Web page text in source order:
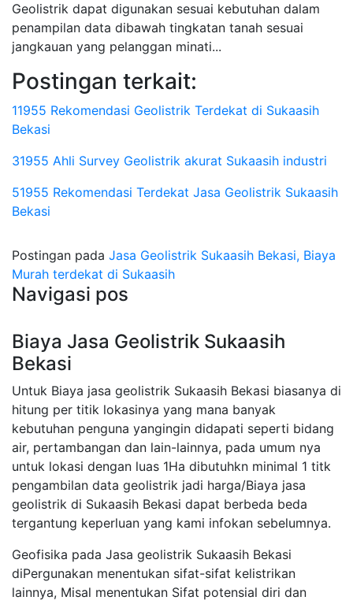
Geolistrik dapat digunakan sesuai kebutuhan dalam
penampilan data dibawah tingkatan tanah sesuai
jangkauan yang pelanggan minati...
Postingan terkait:
11955 Rekomendasi Geolistrik Terdekat di Sukaasih
Bekasi
31955 Ahli Survey Geolistrik akurat Sukaasih industri
51955 Rekomendasi Terdekat Jasa Geolistrik Sukaasih
Bekasi
Postingan pada Jasa Geolistrik Sukaasih Bekasi, Biaya
Murah terdekat di Sukaasih
Navigasi pos
Biaya Jasa Geolistrik Sukaasih
Bekasi
Untuk Biaya jasa geolistrik Sukaasih Bekasi biasanya di
hitung per titik lokasinya yang mana banyak
kebutuhan penguna yangingin didapati seperti bidang
air, pertambangan dan lain-lainnya, pada umum nya
untuk lokasi dengan luas 1Ha dibutuhkn minimal 1 titk
pengambilan data geolistrik jadi harga/Biaya jasa
geolistrik di Sukaasih Bekasi dapat berbeda beda
tergantung keperluan yang kami infokan sebelumnya.
Geofisika pada Jasa geolistrik Sukaasih Bekasi
diPergunakan menentukan sifat-sifat kelistrikan
lainnya, Misal menentukan Sifat potensial diri dan